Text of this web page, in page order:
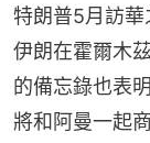
特朗普5月訪
伊朗在霍爾木
的備忘錄也表
將和阿曼一起